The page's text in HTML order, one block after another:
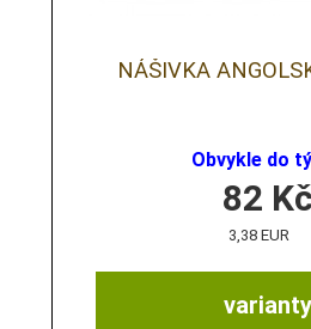
NÁŠIVKA
Obvykle do
varianty
82 Kč
3,38 EUR